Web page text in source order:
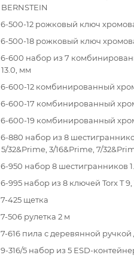
BERNSTEIN
6-500-12 рожковый ключ
6-500-18 рожковый ключ
6-600 набор из 7
13.0, мм
6-600-12 комбинированный
6-600-17 комбинированный
6-600-19 комбинированный
6-880 набор из 8
5/32&Prime, 3/16&Prime, 7/
6-950 набор 8 шестигранников
6-995 набор из 8 ключей Torx T 9,
7-425 щетка
7-506 рулетка 2 м
7-616 пила с деревянной ручкой
9-316/5 набор из 5 ESD-